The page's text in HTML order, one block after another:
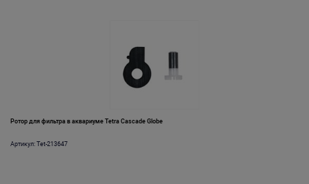
Ротор для фильтра в аквариуме Tetra Cascade Globe
Артикул: Tet-213647